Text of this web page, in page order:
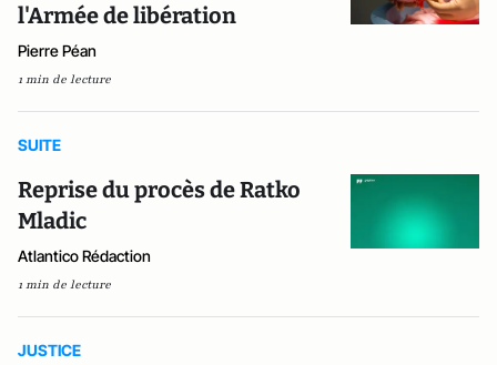
l'Armée de libération
Pierre Péan
1 min de lecture
SUITE
Reprise du procès de Ratko
Mladic
Atlantico Rédaction
1 min de lecture
JUSTICE